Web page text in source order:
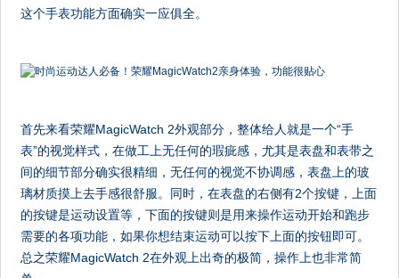
这个手表功能方面确实一应俱全。
首先来看荣耀MagicWatch 2外观部分，整体给人就是一个“手
表”的视觉样式，在做工上无任何的瑕疵感，尤其是表盘和表带之
间的细节部分确实很精细，无任何的视觉不协调感，表盘上的玻
璃材质摸上去手感很舒服。同时，在表盘的右侧有2个按键，上面
的按键是运动设置等，下面的按键则是用来操作运动开始和跑步
需要的各项功能，如果你想结束运动可以按下上面的按钮即可。
总之荣耀MagicWatch 2在外观上出奇的极简，操作上也非常简